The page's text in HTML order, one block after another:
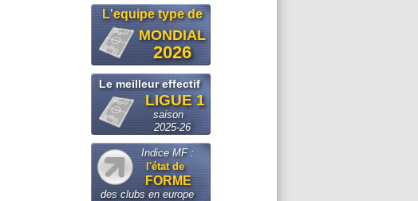
L'equipe type de
MONDIAL
2026
Le meilleur effectif
LIGUE 1
saison
2025-26
Indice MF :
l'état de
FORME
des clubs en europe